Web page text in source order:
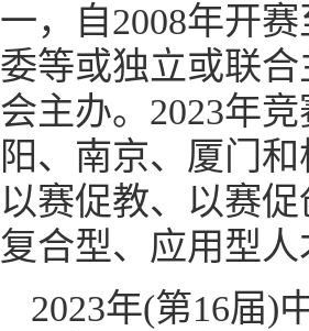
一，自2008年开
委等或独立或联
会主办。2023年
阳、南京、厦门
以赛促教、以赛
复合型、应用型人
2023年(第16届)